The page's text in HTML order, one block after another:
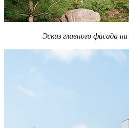
Эскиз главного фасада